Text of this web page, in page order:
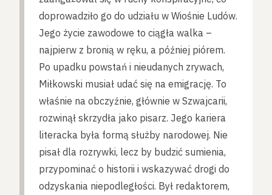
doprowadziło go do udziału w Wiośnie Ludów.
Jego życie zawodowe to ciągła walka –
najpierw z bronią w ręku, a później piórem.
Po upadku powstań i nieudanych zrywach,
Miłkowski musiał udać się na emigrację. To
właśnie na obczyźnie, głównie w Szwajcarii,
rozwinął skrzydła jako pisarz. Jego kariera
literacka była formą służby narodowej. Nie
pisał dla rozrywki, lecz by budzić sumienia,
przypominać o historii i wskazywać drogi do
odzyskania niepodległości. Był redaktorem,